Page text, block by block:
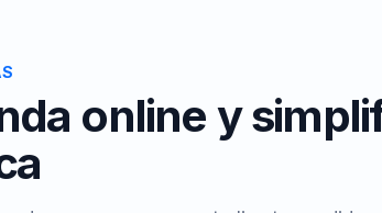
online y